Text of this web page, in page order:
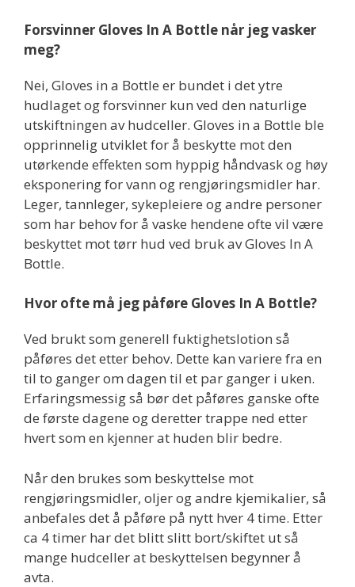
Forsvinner Gloves In A Bottle når jeg vasker
meg?
Nei, Gloves in a Bottle er bundet i det ytre
hudlaget og forsvinner kun ved den naturlige
utskiftningen av hudceller. Gloves in a Bottle ble
opprinnelig utviklet for å beskytte mot den
utørkende effekten som hyppig håndvask og høy
eksponering for vann og rengjøringsmidler har.
Leger, tannleger, sykepleiere og andre personer
som har behov for å vaske hendene ofte vil være
beskyttet mot tørr hud ved bruk av Gloves In A
Bottle.
Hvor ofte må jeg påføre Gloves In A Bottle?
Ved brukt som generell fuktighetslotion så
påføres det etter behov. Dette kan variere fra en
til to ganger om dagen til et par ganger i uken.
Erfaringsmessig så bør det påføres ganske ofte
de første dagene og deretter trappe ned etter
hvert som en kjenner at huden blir bedre.
Når den brukes som beskyttelse mot
rengjøringsmidler, oljer og andre kjemikalier, så
anbefales det å påføre på nytt hver 4 time. Etter
ca 4 timer har det blitt slitt bort/skiftet ut så
mange hudceller at beskyttelsen begynner å
avta.